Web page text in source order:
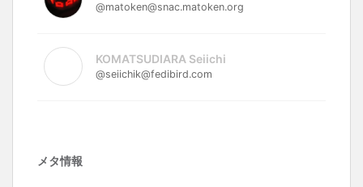
@matoken@snac.matoken.org
KOMATSUDIARA Seiichi
@seiichik@fedibird.com
メタ情報